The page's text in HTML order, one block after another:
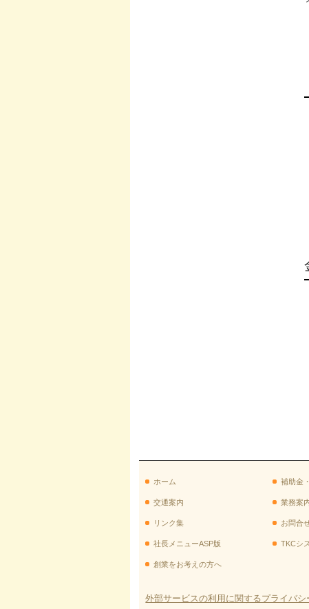
ホーム 補助金
交通案内 業務案
リンク集 お問合
社長メニューASP版 TKCシ
創業をお考えの方へ
外部サービスの利用に関するプライバシ